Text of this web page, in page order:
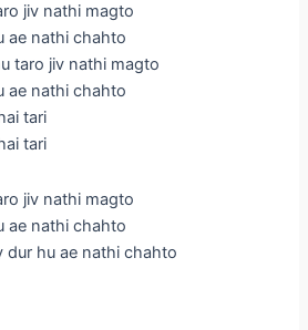
jiv nathi magto
ae nathi chahto
taro jiv nathi magto
ae nathi chahto
tari
tari
jiv nathi magto
ae nathi chahto
dur hu ae nathi chahto